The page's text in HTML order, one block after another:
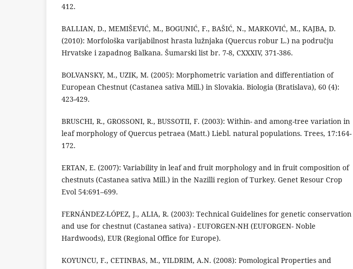
412.
BALLIAN, D., MEMIŠEVIĆ, M., BOGUNIĆ, F., BAŠIĆ, N., MARKOVIĆ, M., KAJBA, D.
(2010): Morfološka varijabilnost hrasta lužnjaka (Quercus robur L.) na području
Hrvatske i zapadnog Balkana. Šumarski list br. 7-8, CXXXIV, 371-386.
BOLVANSKY, M., UZIK, M. (2005): Morphometric variation and differentiation of
European Chestnut (Castanea sativa Mill.) in Slovakia. Biologia (Bratislava), 60 (4):
423-429.
BRUSCHI, R., GROSSONI, R., BUSSOTII, F. (2003): Within- and among-tree variation in
leaf morphology of Quercus petraea (Matt.) Liebl. natural populations. Trees, 17:164-
172.
ERTAN, E. (2007): Variability in leaf and fruit morphology and in fruit composition of
chestnuts (Castanea sativa Mill.) in the Nazilli region of Turkey. Genet Resour Crop
Evol 54:691–699.
FERNÁNDEZ-LÓPEZ, J., ALIA, R. (2003): Technical Guidelines for genetic conservation
and use for chestnut (Castanea sativa) - EUFORGEN-NH (EUFORGEN- Noble
Hardwoods), EUR (Regional Office for Europe).
KOYUNCU, F., CETINBAS, M., YILDRIM, A.N. (2008): Pomological Properties and